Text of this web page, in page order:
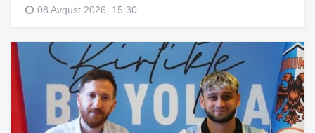
08 Avqust 2026, 15:30